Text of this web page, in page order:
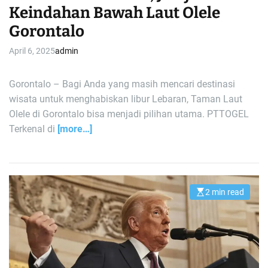
Keindahan Bawah Laut Olele
Gorontalo
April 6, 2025admin
Gorontalo – Bagi Anda yang masih mencari destinasi
wisata untuk menghabiskan libur Lebaran, Taman Laut
Olele di Gorontalo bisa menjadi pilihan utama. PTTOGEL
Terkenal di [more…]
E
i
m
a
t
d
2 min read